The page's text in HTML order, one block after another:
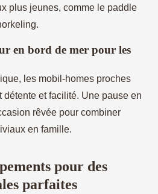
plus jeunes, comme le paddle
en bord de mer pour les
les mobil-homes proches
et facilité. Une pause en
rêvée pour combiner
en famille.
pour des
parfaites